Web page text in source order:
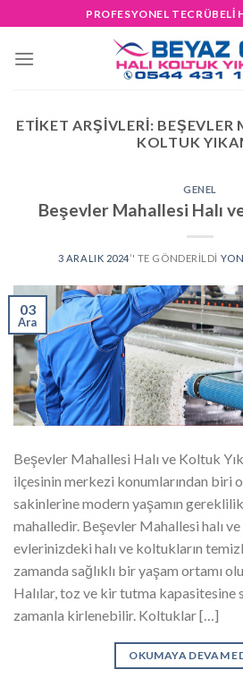
to
content
PROFESYONEL TECRÜBELİ
ETIKET ARŞIVLERI: BEŞEVLER
KOLTUK
GENEL
Beşevler Mahallesi Halı
3 ARALIK 2024’' TE GÖNDERILDI
03
Ara
Beşevler Mahallesi Halı ve Koltuk
ilçesinin merkezi konumlarından biri
sakinlerine modern yaşamın
mahalledir. Beşevler Mahallesi halı
evlerinizdeki halı ve koltukların
zamanda sağlıklı bir yaşam ortamı
Halılar, toz ve kir tutma kapasitesine
zamanla kirlenebilir. Koltuklar […]
OKUMAYA DEVAM